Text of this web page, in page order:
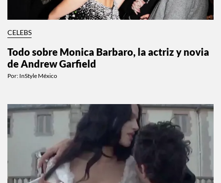
CELEBS
Todo sobre Monica Barbaro, la actriz y novia
de Andrew Garfield
Por: InStyle México